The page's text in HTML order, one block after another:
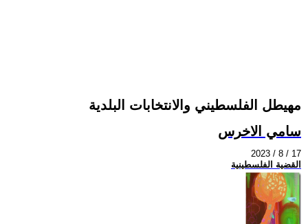
مهيطل الفلسطيني والانتخابات البلدية
سامي الاخرس
2023 / 8 / 17
القضية الفلسطينية